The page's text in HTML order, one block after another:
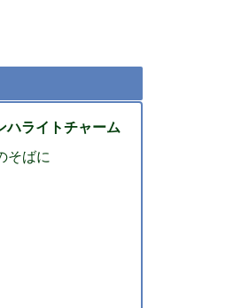
ハライトチャーム
そばに